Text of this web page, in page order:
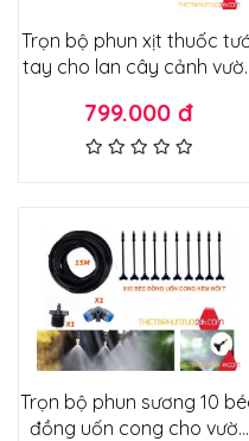
Trọn bộ phun xịt thuốc
tay cho lan cây cảnh
không dùng điện 220v ráp
tủ điện siêu gọn nhẹ
799.000 đ
Trọn bộ phun sương 10
đồng uốn cong cho vườn